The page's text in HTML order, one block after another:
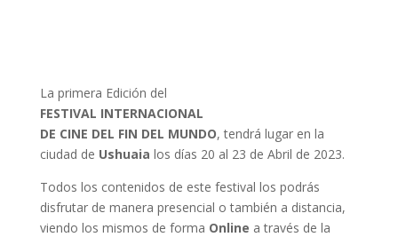
La primera Edición del
FESTIVAL INTERNACIONAL
DE CINE DEL FIN DEL MUNDO, tendrá lugar en la
ciudad de Ushuaia los días 20 al 23 de Abril de 2023.
Todos los contenidos de este festival los podrás
disfrutar de manera presencial o también a distancia,
viendo los mismos de forma Online a través de la